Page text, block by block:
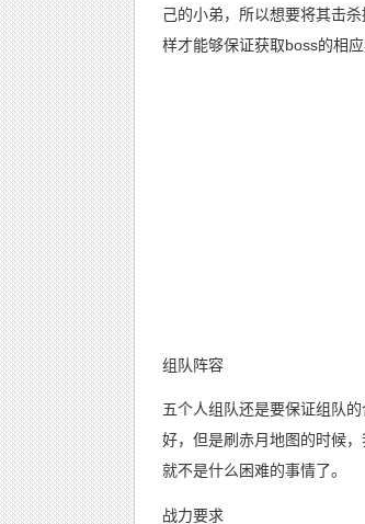
己的小弟，所以想要将其击
样才能够保证获取boss的相
组队阵容
五个人组队还是要保证组队
好，但是刷赤月地图的时候
就不是什么困难的事情了。
战力要求